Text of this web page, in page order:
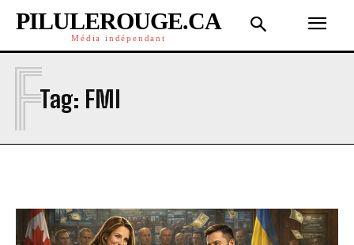
PILULEROUGE.CA
Média indépendant
Tag: FMI
F